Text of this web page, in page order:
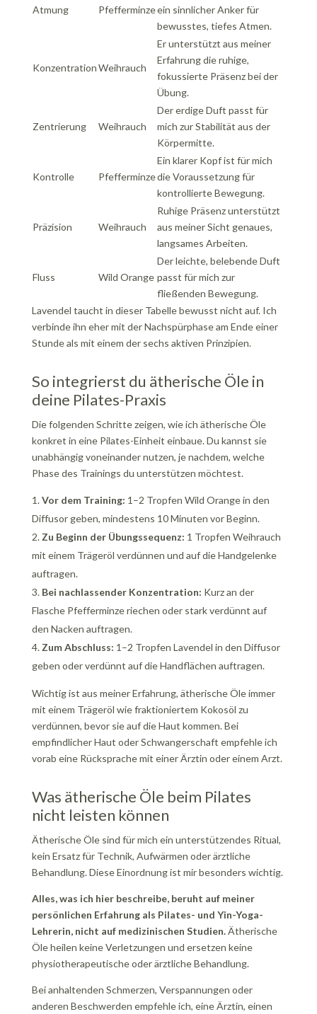
Atmung Pfefferminzeein sinnlicher Anker für
bewusstes, tiefes Atmen.
KonzentrationWeihrauch
Er unterstützt aus meiner
Erfahrung die ruhige,
fokussierte Präsenz bei der
Übung.
Zentrierung Weihrauch
Der erdige Duft passt für
mich zur Stabilität aus der
Körpermitte.
Kontrolle Pfefferminze
Ein klarer Kopf ist für mich
die Voraussetzung für
kontrollierte Bewegung.
Präzision Weihrauch
Ruhige Präsenz unterstützt
aus meiner Sicht genaues,
langsames Arbeiten.
Fluss Wild Orange
Der leichte, belebende Duft
passt für mich zur
fließenden Bewegung.
Lavendel taucht in dieser Tabelle bewusst nicht auf. Ich
verbinde ihn eher mit der Nachspürphase am Ende einer
Stunde als mit einem der sechs aktiven Prinzipien.
So integrierst du ätherische Öle in
deine Pilates-Praxis
Die folgenden Schritte zeigen, wie ich ätherische Öle
konkret in eine Pilates-Einheit einbaue. Du kannst sie
unabhängig voneinander nutzen, je nachdem, welche
Phase des Trainings du unterstützen möchtest.
Vor dem Training: 1–2 Tropfen Wild Orange in den
Diffusor geben, mindestens 10 Minuten vor Beginn.
Zu Beginn der Übungssequenz: 1 Tropfen Weihrauch
mit einem Trägeröl verdünnen und auf die Handgelenke
auftragen.
Bei nachlassender Konzentration: Kurz an der
Flasche Pfefferminze riechen oder stark verdünnt auf
den Nacken auftragen.
Zum Abschluss: 1–2 Tropfen Lavendel in den Diffusor
geben oder verdünnt auf die Handflächen auftragen.
Wichtig ist aus meiner Erfahrung, ätherische Öle immer
mit einem Trägeröl wie fraktioniertem Kokosöl zu
verdünnen, bevor sie auf die Haut kommen. Bei
empfindlicher Haut oder Schwangerschaft empfehle ich
vorab eine Rücksprache mit einer Ärztin oder einem Arzt.
Was ätherische Öle beim Pilates
nicht leisten können
Ätherische Öle sind für mich ein unterstützendes Ritual,
kein Ersatz für Technik, Aufwärmen oder ärztliche
Behandlung. Diese Einordnung ist mir besonders wichtig.
Alles, was ich hier beschreibe, beruht auf meiner
persönlichen Erfahrung als Pilates- und Yin-Yoga-
Lehrerin, nicht auf medizinischen Studien.Ätherische
Öle heilen keine Verletzungen und ersetzen keine
physiotherapeutische oder ärztliche Behandlung.
Bei anhaltenden Schmerzen, Verspannungen oder
anderen Beschwerden empfehle ich, eine Ärztin, einen